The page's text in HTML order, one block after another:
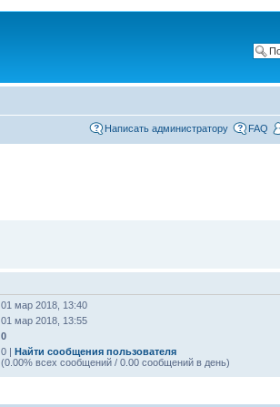
Написать администратору FAQ
01 мар 2018, 13:40
01 мар 2018, 13:55
0
0 | Найти сообщения пользователя
(0.00% всех сообщений / 0.00 сообщений в день)